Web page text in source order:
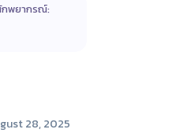
พยากรณ์:
28, 2025